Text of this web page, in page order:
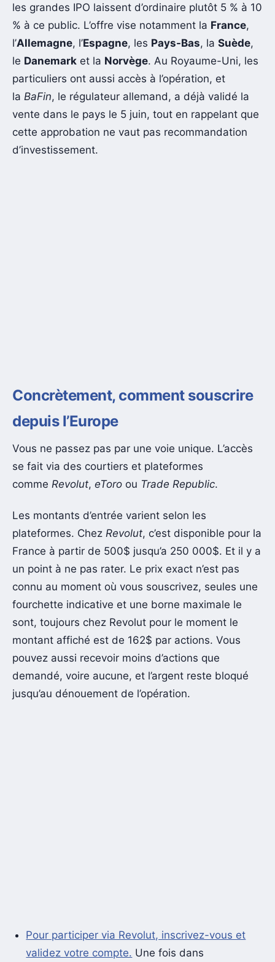
les grandes IPO laissent d’ordinaire plutôt 5 % à 10
% à ce public. L’offre vise notamment la France,
l’Allemagne, l’Espagne, les Pays-Bas, la Suède,
le Danemark et la Norvège. Au Royaume-Uni, les
particuliers ont aussi accès à l’opération, et
la BaFin, le régulateur allemand, a déjà validé la
vente dans le pays le 5 juin, tout en rappelant que
cette approbation ne vaut pas recommandation
d’investissement.
Concrètement, comment souscrire
depuis l’Europe
Vous ne passez pas par une voie unique. L’accès
se fait via des courtiers et plateformes
comme Revolut, eToro ou Trade Republic.
Les montants d’entrée varient selon les
plateformes. Chez Revolut, c’est disponible pour la
France à partir de 500$ jusqu’a 250 000$. Et il y a
un point à ne pas rater. Le prix exact n’est pas
connu au moment où vous souscrivez, seules une
fourchette indicative et une borne maximale le
sont, toujours chez Revolut pour le moment le
montant affiché est de 162$ par actions. Vous
pouvez aussi recevoir moins d’actions que
demandé, voire aucune, et l’argent reste bloqué
jusqu’au dénouement de l’opération.
Pour participer via Revolut, inscrivez-vous et
validez votre compte. Une fois dans